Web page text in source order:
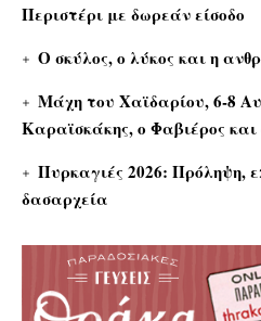
Περιστέρι με δωρεάν είσοδο
Ο σκύλος, ο λύκος και η
Μάχη του Χαϊδαρίου, 6-8
Καραϊσκάκης, ο Φαβιέρος
Πυρκαγιές 2026: Πρόληψη,
δασαρχεία